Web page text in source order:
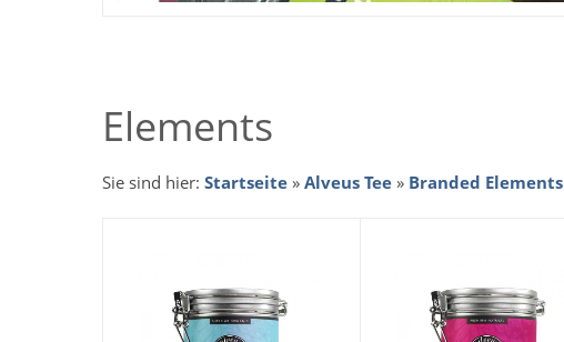
Elements
Sie sind hier: Startseite » Alveus Tee » Branded Elements